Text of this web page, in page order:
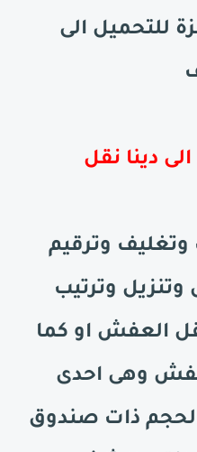
للتحميل الى
دينا نقل
وتغليف وترقيم
وترتيب
العفش او كما
عفش وهى احدى
ذات صندوق